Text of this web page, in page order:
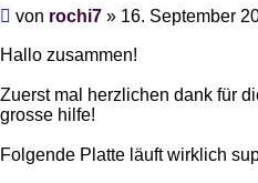
Beitrag
von rochi7 » 16. September
Hallo zusammen!
Zuerst mal herzlichen dank für
grosse hilfe!
Folgende Platte läuft wirklich